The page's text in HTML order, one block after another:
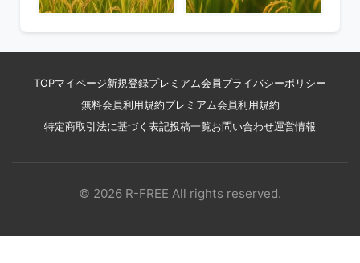
TOPマイページ新規登録プレミアム会員 プライバシーポリシー
無料会員利用規約プレミアム会員利用規約
特定商取引法に基づく表記投稿一覧お問い合わせ運営情報
© 2026 R-FREE All rights reserved.